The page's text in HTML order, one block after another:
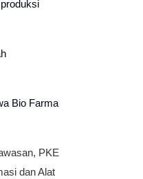
Bio Farma
PKE
dan Alat